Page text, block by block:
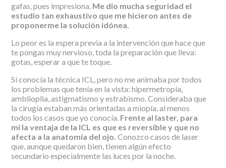
gafas, pues impresiona. Me dio mucha seguridad el
estudio tan exhaustivo que me hicieron antes de
proponerme la solución idónea.
Lo peor es la espera previa a la intervención que hace que
te pongas muy nervioso, toda la preparación que lleva:
gotas, esperar a que te toque.
Sí conocía la técnica ICL, pero no me animaba por todos
los problemas que tenía en la vista: hipermetropía,
amblioplia, astigmatismo y estrabismo. Consideraba que
la cirugía estaban más orientadas a miopía, al menos
todos los casos que yo conocía. Frente al laster, para
mi la ventaja de la ICL es que es reversible y que no
afecta a la anatomía del ojo. Conozco casos de laser
que, aunque quedaron bien, tienen algún efecto
secundario especialmente las luces por la noche.